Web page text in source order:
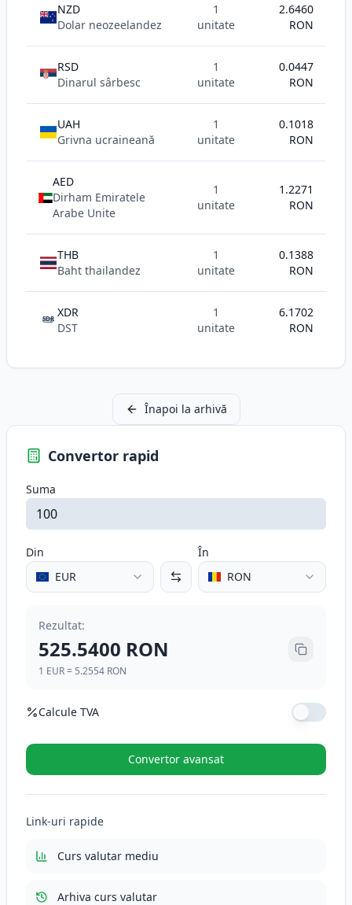
Convertor rapid
Suma
Din
EUR
În
RON
Rezultat:
525.5400 RON
1 EUR= 5.2554 RON
Calcule TVA
Cotă TVA (%)
TVA (21%)
Total cu TVA
Convertor avansat
Link-uri rapide
Curs valutar mediu
Arhiva curs valutar
NZD
Dolar neozeelandez
1
unitate
2.6460
RON
RSD
Dinarul sârbesc
1
unitate
0.0447
RON
UAH
Grivna ucraineană
1
unitate
0.1018
RON
AED
Dirham Emiratele
Arabe Unite
1
unitate
1.2271
RON
THB
Baht thailandez
1
unitate
0.1388
RON
SDR XDR
DST
1
unitate
6.1702
RON
Înapoi la arhivă